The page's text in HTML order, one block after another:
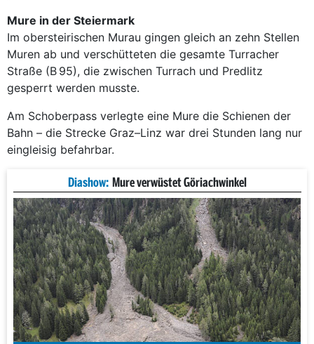
Mure in der Steiermark
Im obersteirischen Murau gingen gleich an zehn Stellen
Muren ab und verschütteten die gesamte Turracher
Straße (B 95), die zwischen Turrach und Predlitz
gesperrt werden musste.
Am Schoberpass verlegte eine Mure die Schienen der
Bahn – die Strecke Graz–Linz war drei Stunden lang nur
eingleisig befahrbar.
Diashow: Mure verwüstet Göriachwinkel